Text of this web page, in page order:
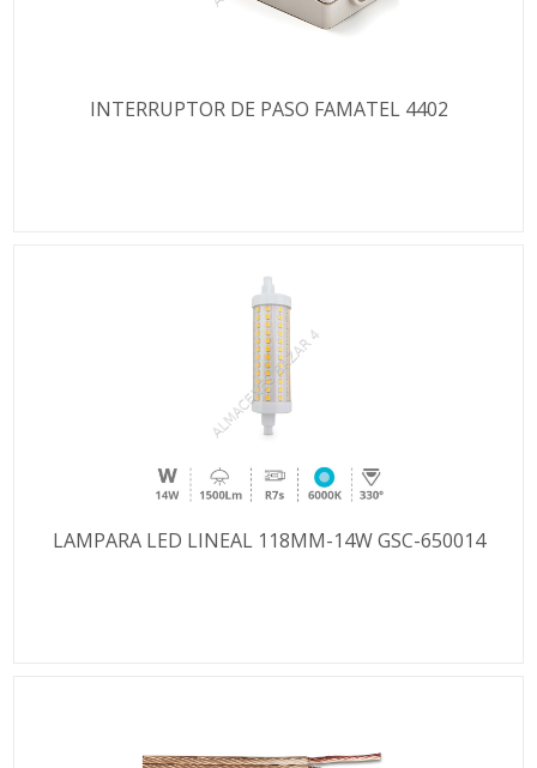
INTERRUPTOR DE PASO FAMATEL 4402
LAMPARA LED LINEAL 118MM-14W GSC-650014